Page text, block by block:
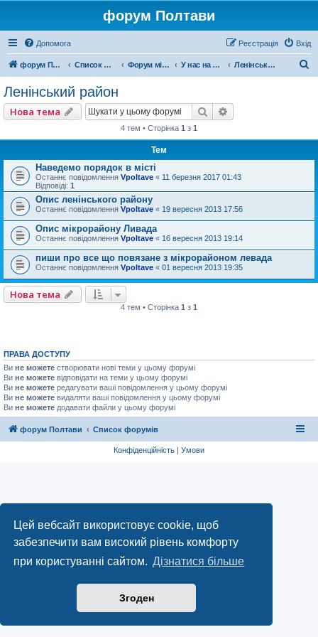
Цей вебсайт використовує cookie, щоб
забезпечити вам високий рівень комфорту
при користуванні сайтом. Дізнатися більше
Згоден
форум Полтави
Допомога Вхід
Реєстрація
форум Полтави Список форумів Форум міста Полтава У нас на рйоні Ленінський район
Ленінський район
Нова тема Пошук
4 тем • Сторінка 1 з 1
Тем
Наведемо порядок в місті
Останнє повідомлення Vpoltave « 11 березня 2017 01:43
Відповіді: 1
Опис ленінського району
Останнє повідомлення Vpoltave « 19 вересня 2013 17:56
Опис мікрорайону Ливада
Останнє повідомлення Vpoltave « 16 вересня 2013 19:14
пиши про все що повязане з мікрорайоном левада
Останнє повідомлення Vpoltave « 01 вересня 2013 19:35
Нова тема
4 тем • Сторінка 1 з 1
ПРАВА ДОСТУПУ
Ви не можете створювати нові теми у цьому форумі
Ви не можете відповідати на теми у цьому форумі
Ви не можете редагувати ваші повідомлення у цьому форумі
Ви не можете видаляти ваші повідомлення у цьому форумі
Ви не можете додавати файли у цьому форумі
форум Полтави Список форумів
Конфіденційність | Умови